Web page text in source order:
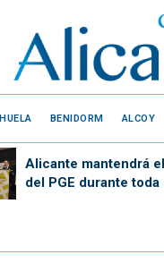
BENIDORM ALCOY
Alicante mantendrá
del PGE durante